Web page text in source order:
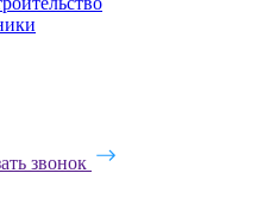
звонок